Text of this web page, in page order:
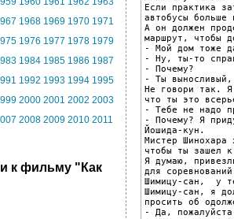
1968 1969 1970 1971
1976 1977 1978 1979
1984 1985 1986 1987
1992 1993 1994 1995
2000 2001 2002 2003
2008 2009 2010 2011
к фильму "Как
Если практика
автобусы больше
А он должен
маршрут, чтобы
- Мой дом тоже
- Ну, ты-то
- Почему?
- Ты
Не говори так.
что ты это
- Тебе не надо
- Почему? Я
Йошида-кун.
Мистер Шинохара
чтобы ты зашел
Я думаю,
для
Шимицу-сан,  у
Шимицу-сан, я
просить об
- Да,